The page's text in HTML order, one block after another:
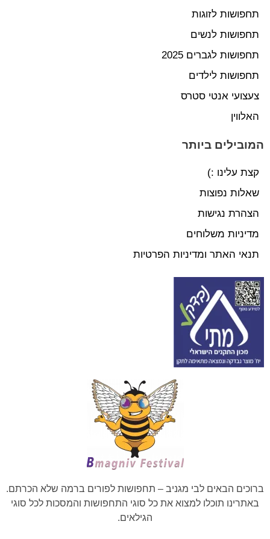
תחפושות לזוגות
תחפושות לנשים
תחפושות לגברים 2025
תחפושות לילדים
צעצועי אנטי סטרס
האלווין
המובילים ביותר
קצת עלינו :)
שאלות נפוצות
הצהרת נגישות
מדיניות משלוחים
תנאי האתר ומדיניות הפרטיות
ברוכים הבאים לבי מגניב – תחפושות לפורים ברמה שלא הכרתם.
באתרינו תוכלו למצוא את כל סוגי התחפושות והמסכות לכל סוגי
הגילאים.